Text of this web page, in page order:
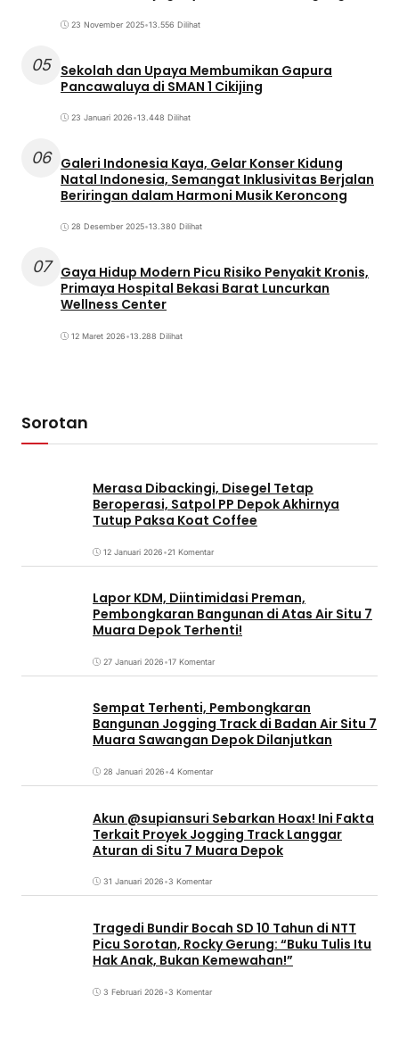
23 November 2025•13.556 Dilihat
05 Sekolah dan Upaya Membumikan Gapura
Pancawaluya di SMAN 1 Cikijing
23 Januari 2026•13.448 Dilihat
06 Galeri Indonesia Kaya, Gelar Konser Kidung
Natal Indonesia, Semangat Inklusivitas Berjalan
Beriringan dalam Harmoni Musik Keroncong
28 Desember 2025•13.380 Dilihat
07
Gaya Hidup Modern Picu Risiko Penyakit Kronis,
Primaya Hospital Bekasi Barat Luncurkan
Wellness Center
12 Maret 2026•13.288 Dilihat
Sorotan
Merasa Dibackingi, Disegel Tetap
Beroperasi, Satpol PP Depok Akhirnya
Tutup Paksa Koat Coffee
12 Januari 2026•21 Komentar
Lapor KDM, Diintimidasi Preman,
Pembongkaran Bangunan di Atas Air Situ 7
Muara Depok Terhenti!
27 Januari 2026•17 Komentar
Sempat Terhenti, Pembongkaran
Bangunan Jogging Track di Badan Air Situ 7
Muara Sawangan Depok Dilanjutkan
28 Januari 2026•4 Komentar
Akun @supiansuri Sebarkan Hoax! Ini Fakta
Terkait Proyek Jogging Track Langgar
Aturan di Situ 7 Muara Depok
31 Januari 2026•3 Komentar
Tragedi Bundir Bocah SD 10 Tahun di NTT
Picu Sorotan, Rocky Gerung: “Buku Tulis Itu
Hak Anak, Bukan Kemewahan!”
3 Februari 2026•3 Komentar